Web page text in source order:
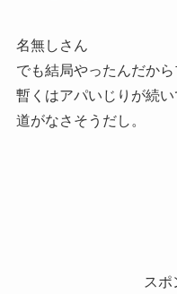
名無しさん
でも結局やったんだから
暫くはアパいじりが続
道がなさそうだし。
スポ